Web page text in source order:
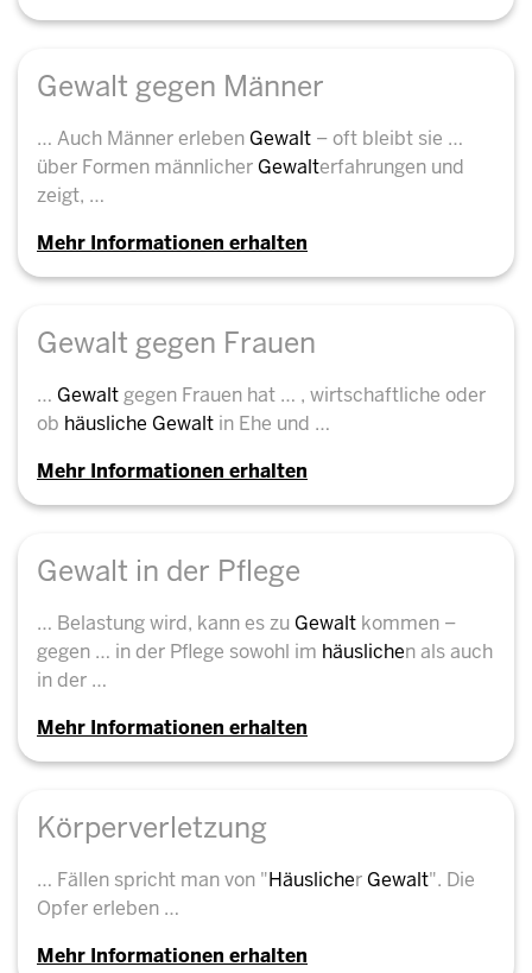
Gewalt gegen Männer
… Auch Männer erleben Gewalt – oft bleibt sie …
über Formen männlicher Gewalterfahrungen und
zeigt, …
Mehr Informationen erhalten
Gewalt gegen Frauen
… Gewalt gegen Frauen hat … , wirtschaftliche oder
ob häusliche Gewalt in Ehe und …
Mehr Informationen erhalten
Gewalt in der Pflege
… Belastung wird, kann es zu Gewalt kommen –
gegen … in der Pflege sowohl im häuslichen als auch
in der …
Mehr Informationen erhalten
Körperverletzung
… Fällen spricht man von "Häuslicher Gewalt". Die
Opfer erleben …
Mehr Informationen erhalten